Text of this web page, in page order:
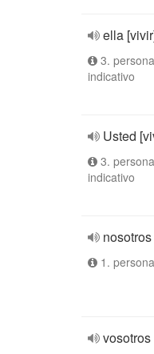
ella
3.
indicativo
Usted
3.
indicativo
1.